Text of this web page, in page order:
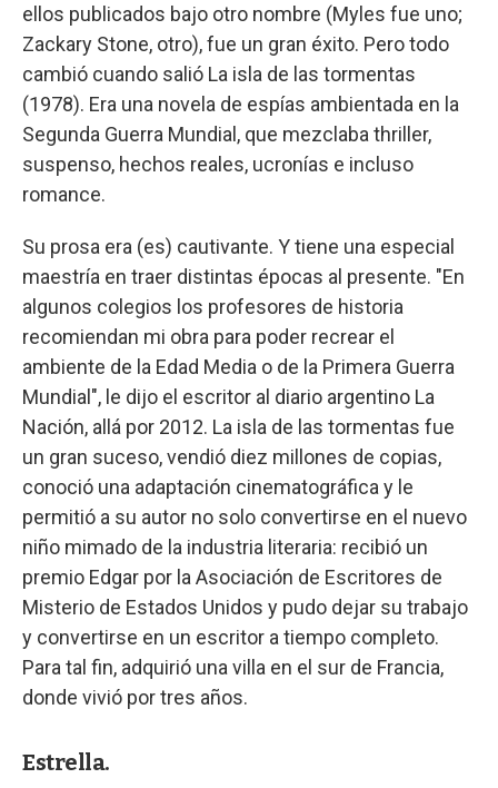
ellos publicados bajo otro nombre (Myles fue uno;
Zackary Stone, otro), fue un gran éxito. Pero todo
cambió cuando salió La isla de las tormentas
(1978). Era una novela de espías ambientada en la
Segunda Guerra Mundial, que mezclaba thriller,
suspenso, hechos reales, ucronías e incluso
romance.
Su prosa era (es) cautivante. Y tiene una especial
maestría en traer distintas épocas al presente. "En
algunos colegios los profesores de historia
recomiendan mi obra para poder recrear el
ambiente de la Edad Media o de la Primera Guerra
Mundial", le dijo el escritor al diario argentino La
Nación, allá por 2012. La isla de las tormentas fue
un gran suceso, vendió diez millones de copias,
conoció una adaptación cinematográfica y le
permitió a su autor no solo convertirse en el nuevo
niño mimado de la industria literaria: recibió un
premio Edgar por la Asociación de Escritores de
Misterio de Estados Unidos y pudo dejar su trabajo
y convertirse en un escritor a tiempo completo.
Para tal fin, adquirió una villa en el sur de Francia,
donde vivió por tres años.
Estrella.